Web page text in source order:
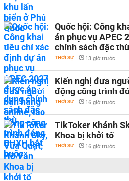
Quốc hội: Công
án phục vụ APEC
chính sách đặc thù
THỜI SỰ - 13 giờ trước
Kiến nghị đưa
động công trình
THỜI SỰ - 16 giờ trước
TikToker Khánh
Khoa bị khởi tố
THỜI SỰ - 16 giờ trước